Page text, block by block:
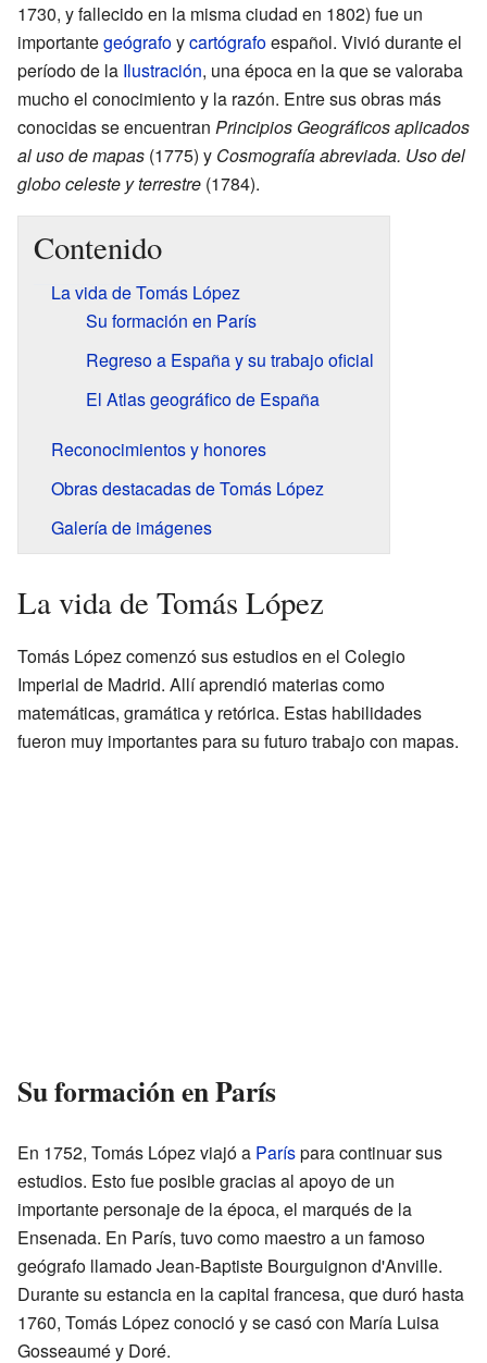
1730, y fallecido en la misma ciudad en 1802) fue un
importantegeógrafoycartógrafoespañol. Vivió durante el
período de la Ilustración, una época en la que se valoraba
mucho el conocimiento y la razón. Entre sus obras más
conocidas se encuentran Principios Geográficos aplicados
al uso de mapas (1775) y Cosmografía abreviada. Uso del
globo celeste y terrestre (1784).
Contenido
La vida de Tomás López
Su formación en París
Regreso a España y su trabajo oficial
El Atlas geográfico de España
Reconocimientos y honores
Obras destacadas de Tomás López
Galería de imágenes
La vida de Tomás López
Tomás López comenzó sus estudios en el Colegio
Imperial de Madrid. Allí aprendió materias como
matemáticas, gramática y retórica. Estas habilidades
fueron muy importantes para su futuro trabajo con mapas.
Su formación en París
En 1752, Tomás López viajó a Paríspara continuar sus
estudios. Esto fue posible gracias al apoyo de un
importante personaje de la época, el marqués de la
Ensenada. En París, tuvo como maestro a un famoso
geógrafo llamado Jean-Baptiste Bourguignon d'Anville.
Durante su estancia en la capital francesa, que duró hasta
1760, Tomás López conoció y se casó con María Luisa
Gosseaumé y Doré.